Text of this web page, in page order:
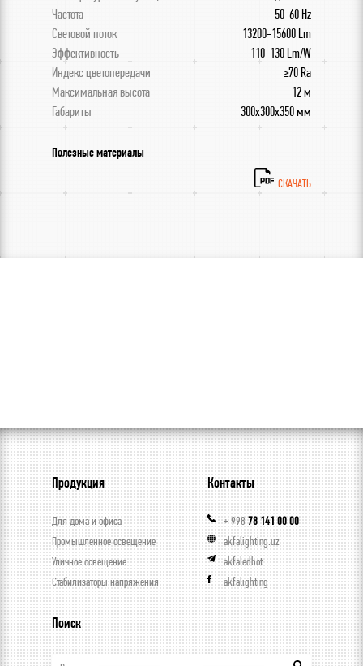
Частота
50-60 Hz
Световой поток
13200-15600 Lm
Эффективность
110-130 Lm/W
Индекс цветопередачи
≥70 Ra
Максимальная высота
12 м
Габариты
300x300x350 мм
Полезные материалы
СКАЧАТЬ
Продукция
Для дома и офиса
Промышленное освещение
Уличное освещение
Стабилизаторы напряжения
Контакты
+ 99878 141 00 00
akfalighting.uz
akfaledbot
akfalighting
Поиск